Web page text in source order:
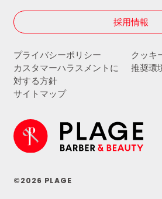
採用情報
プライバシーポリシー
クッキ
カスタマーハラスメントに
対する方針
推奨環
サイトマップ
©2026 PLAGE